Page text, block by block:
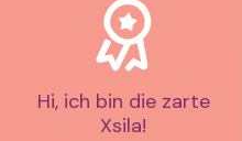
Hi, ich bin die zarte
Xsila!